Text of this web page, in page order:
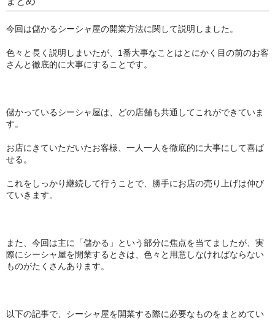
今回は儲かるシーシャ屋の開業方法に関して説明しました。
色々と長く説明しまいたが、1番大事なことはとにかく目の前のお客
さんと徹底的に大事にすることです。
儲かっているシーシャ屋は、どの店舗も共通してこれができていま
す。
お店にきていただいたお客様、一人一人を徹底的に大事にして喜ば
せる。
これをしっかり継続して行うことで、勝手にお店の売り上げは伸び
ていきます。
また、今回は主に「儲かる」という部分に焦点を当てましたが、実
際にシーシャ屋を開業するときは、色々と用意しなければならない
ものがたくさんあります。
以下の記事で、シーシャ屋を開業する際に必要なものをまとめてい